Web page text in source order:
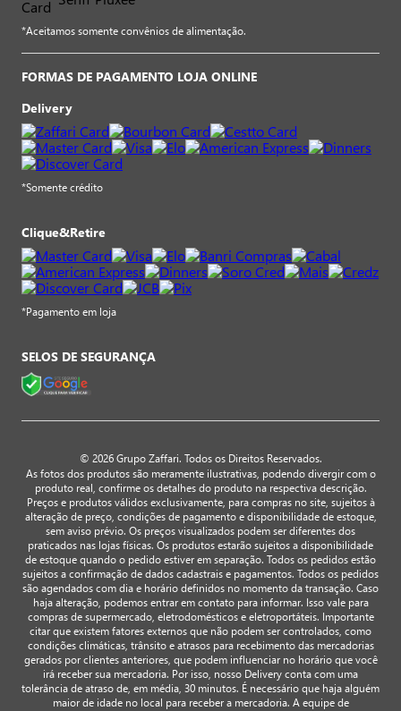
*Aceitamos somente convênios de alimentação.
FORMAS DE PAGAMENTO LOJA ONLINE
Delivery
*Somente crédito
Clique&Retire
*Pagamento em loja
SELOS DE SEGURANÇA
© 2026 Grupo Zaffari. Todos os Direitos Reservados.
As fotos dos produtos são meramente ilustrativas, podendo divergir com o
produto real, confirme os detalhes do produto na respectiva descrição.
Preços e produtos válidos exclusivamente, para compras no site, sujeitos à
alteração de preço, condições de pagamento e disponibilidade de estoque,
sem aviso prévio. Os preços visualizados podem ser diferentes dos
praticados nas lojas físicas. Os produtos estarão sujeitos a disponibilidade
de estoque quando o pedido estiver em separação. Todos os pedidos estão
sujeitos a confirmação de dados cadastrais e pagamentos. Todos os pedidos
são agendados com dia e horário definidos no momento da transação. Caso
haja alteração, podemos entrar em contato para informar. Isso vale para
compras de supermercado, eletrodomésticos e eletroportáteis. Importante
citar que existem fatores externos que não podem ser controlados, como
condições climáticas, trânsito e atrasos para recebimento das mercadorias
gerados por clientes anteriores, que podem influenciar no horário que você
irá receber sua mercadoria. Por isso, nosso Delivery conta com uma
tolerância de atraso de, em média, 30 minutos. É necessário que haja alguém
maior de idade no local para receber a mercadoria. A equipe de